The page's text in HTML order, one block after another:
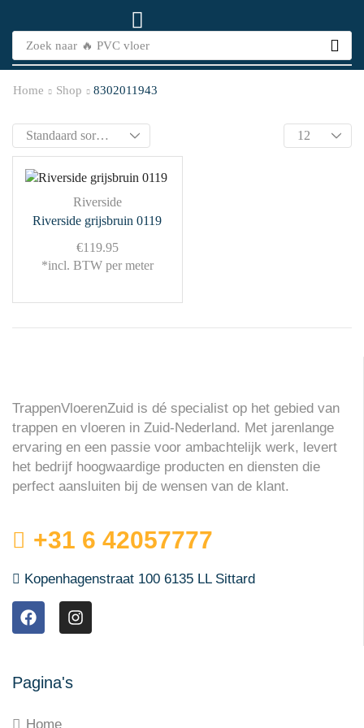
Zoek naar 🔥 PVC vloer
Home Shop 8302011943
Riverside
Riverside grijsbruin 0119
€119.95
*incl. BTW per meter
TrappenVloerenZuid is dé specialist op het gebied van
trappen en vloeren in Zuid-Nederland. Met jarenlange
ervaring en een passie voor ambachtelijk werk, levert
het bedrijf hoogwaardige producten en diensten die
perfect aansluiten bij de wensen van de klant.
+31 6 42057777
Kopenhagenstraat 100 6135 LL Sittard
Pagina's
Home